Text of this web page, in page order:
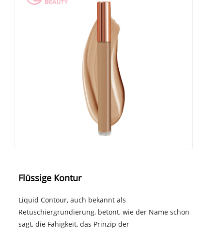
Flüssige Kontur
Liquid Contour, auch bekannt als
Retuschiergrundierung, betont, wie der Name schon
sagt, die Fähigkeit, das Prinzip der